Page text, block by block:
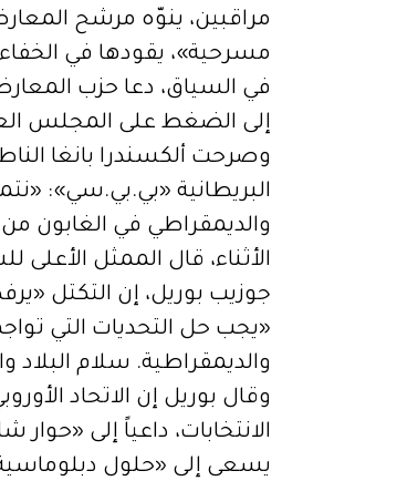
مراقبين، ينوّه مرشح
مسرحية»، يقودها في الخفاء
إلى الضغط على المجلس
وصرحت ألكسندرا بانغا
البريطانية «بي.بي.سي»:
والديمقراطي في الغابون
الأثناء، قال الممثل الأعلى
جوزيب بوريل، إن التكتل
«يجب حل التحديات التي
والديمقراطية. سلام البلاد
وقال بوريل إن الاتحاد
الانتخابات، داعياً إلى
يسعى إلى «حلول دبلوماسية